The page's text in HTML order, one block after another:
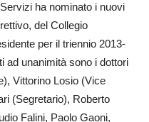
ha nominato i nuovi
del Collegio
per il triennio 2013-
ad unanimità sono i dottori
Vittorino Losio (Vice
(Segretario), Roberto
Falini, Paolo Gaoni,